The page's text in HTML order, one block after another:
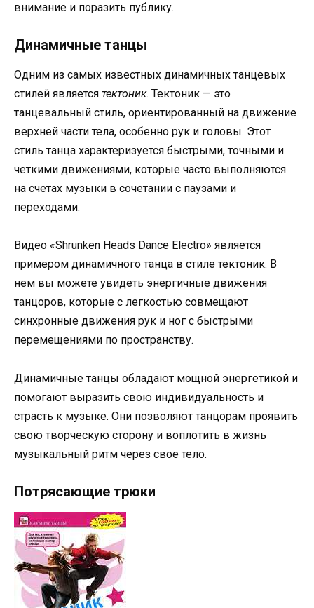
внимание и поразить публику.
Динамичные танцы
Одним из самых известных динамичных танцевых
стилей является тектоник. Тектоник — это
танцевальный стиль, ориентированный на движение
верхней части тела, особенно рук и головы. Этот
стиль танца характеризуется быстрыми, точными и
четкими движениями, которые часто выполняются
на счетах музыки в сочетании с паузами и
переходами.
Видео «Shrunken Heads Dance Electro» является
примером динамичного танца в стиле тектоник. В
нем вы можете увидеть энергичные движения
танцоров, которые с легкостью совмещают
синхронные движения рук и ног с быстрыми
перемещениями по пространству.
Динамичные танцы обладают мощной энергетикой и
помогают выразить свою индивидуальность и
страсть к музыке. Они позволяют танцорам проявить
свою творческую сторону и воплотить в жизнь
музыкальный ритм через свое тело.
Потрясающие трюки